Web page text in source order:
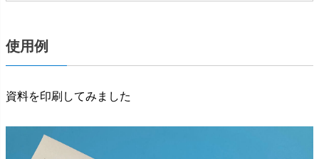
使用例
資料を印刷してみました